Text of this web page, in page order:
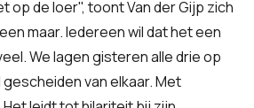
op de loer", toont Van der Gijp zich
maar. Iedereen wil dat het een
We lagen gisteren alle drie op
van elkaar. Met